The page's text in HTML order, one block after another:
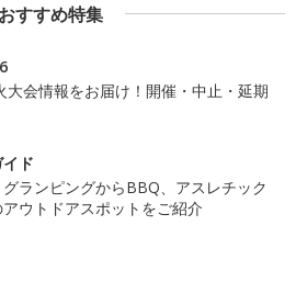
おすすめ特集
大会情報をお届け！開催・中止・延期
ド
ランピングからBBQ、アスレチック
ウトドアスポットをご紹介